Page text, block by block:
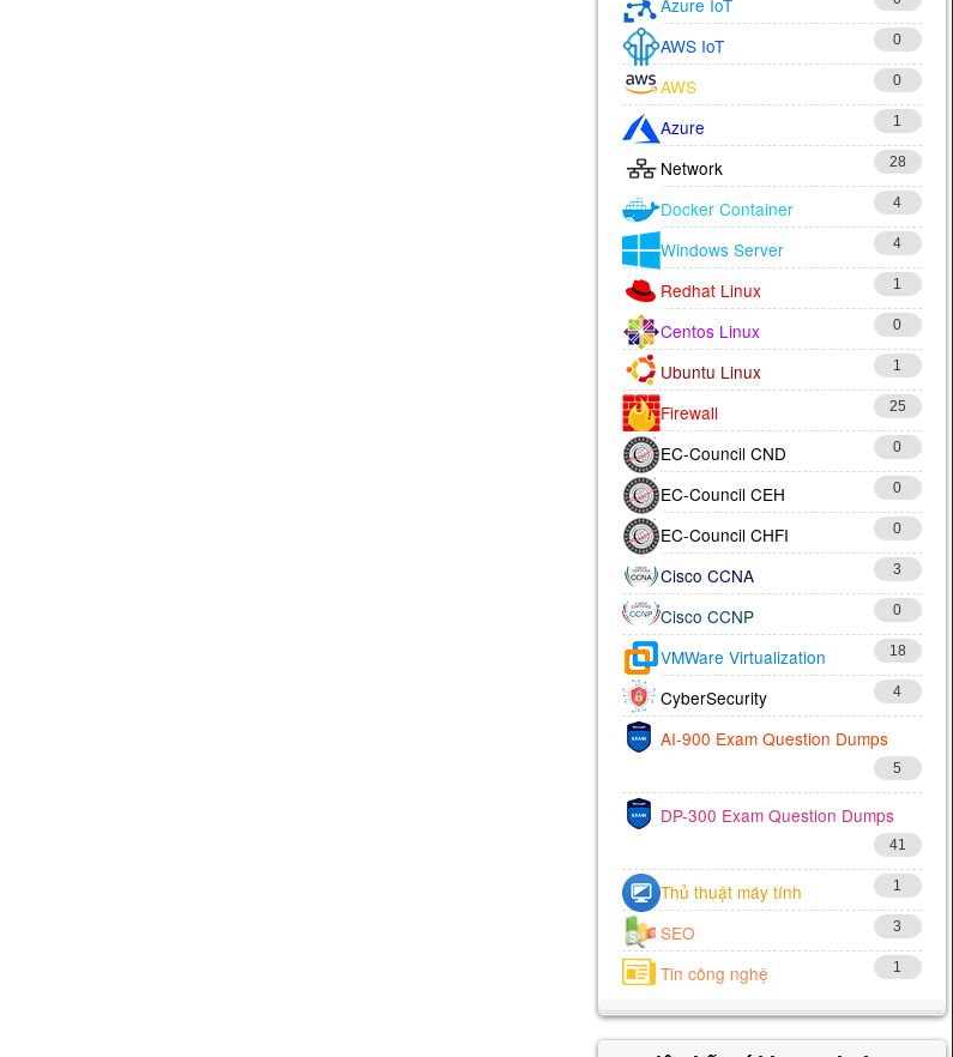
AWS IoT 0
AWS 0
Azure 1
Network 28
Docker Container 4
Windows Server 4
Redhat Linux 1
Centos Linux 0
Ubuntu Linux 1
Firewall 25
EC-Council CND 0
EC-Council CEH 0
EC-Council CHFI 0
Cisco CCNA 3
Cisco CCNP 0
VMWare Virtualization 18
CyberSecurity 4
AI-900 Exam Question Dumps
5
DP-300 Exam Question Dumps
41
Thủ thuật máy tính 1
SEO 3
Tin công nghệ 1